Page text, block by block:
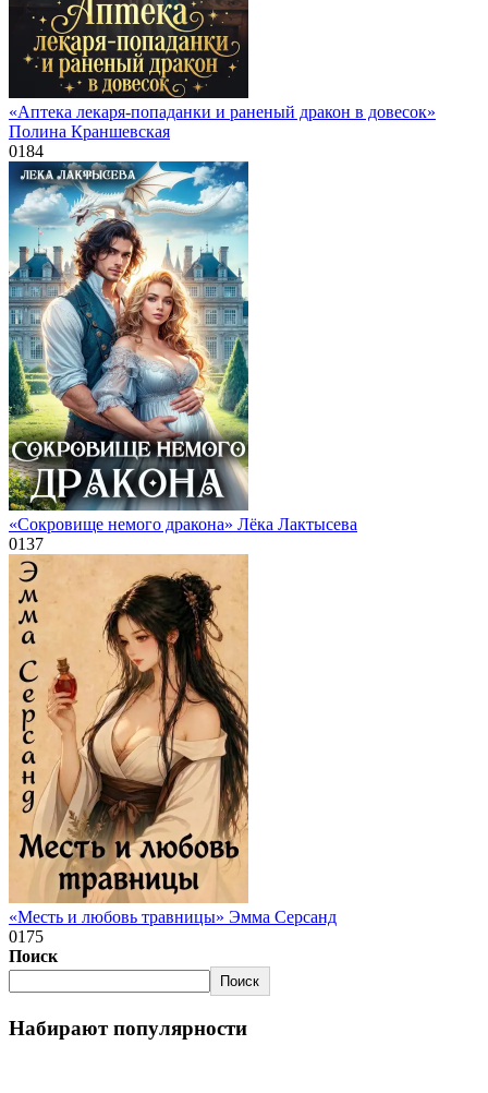
«Аптека лекаря-попаданки и раненый дракон в довесок»
Полина Краншевская
0184
«Сокровище немого дракона» Лёка Лактысева
0137
«Месть и любовь травницы» Эмма Серсанд
0175
Поиск
Поиск
Набирают популярности